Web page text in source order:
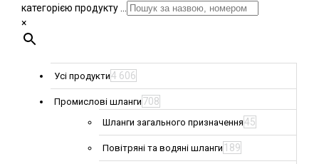
категорією продукту ...
×
Усі продукти4 606
Промислові шланги 708
Шланги загального призначення45
Повітряні та водяні шланги 189